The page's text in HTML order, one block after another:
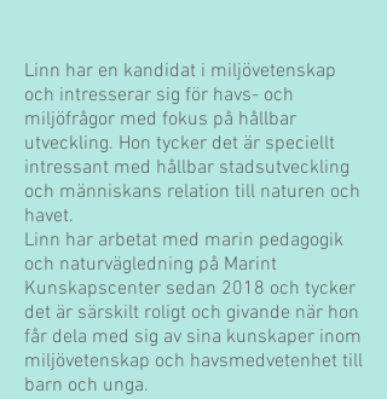
Linn har en kandidat i miljövetenskap
och intresserar sig för havs- och
miljöfrågor med fokus på hållbar
utveckling. Hon tycker det är speciellt
intressant med hållbar stadsutveckling
och människans relation till naturen och
havet.
Linn har arbetat med marin pedagogik
och naturvägledning på Marint
Kunskapscenter sedan 2018 och tycker
det är särskilt roligt och givande när hon
får dela med sig av sina kunskaper inom
miljövetenskap och havsmedvetenhet till
barn och unga.